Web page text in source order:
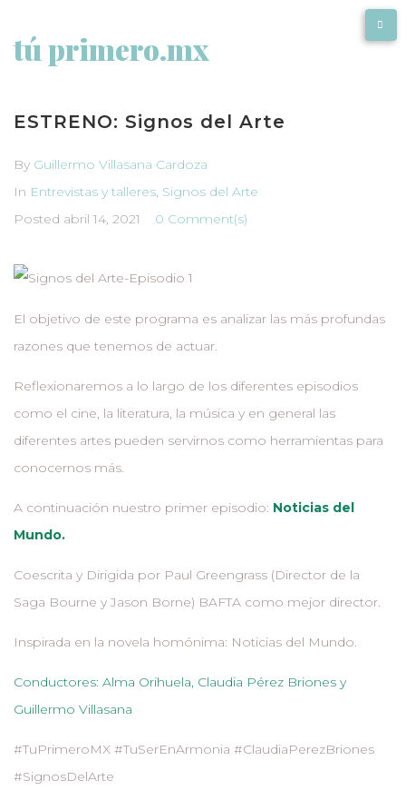
tú primero.mx
ESTRENO: Signos del Arte
By Guillermo Villasana Cardoza
In Entrevistas y talleres, Signos del Arte
Posted abril 14, 2021 0 Comment(s)
El objetivo de este programa es analizar las más profundas
razones que tenemos de actuar.
Reflexionaremos a lo largo de los diferentes episodios
como el cine, la literatura, la música y en general las
diferentes artes pueden servirnos como herramientas para
conocernos más.
A continuación nuestro primer episodio: Noticias del
Mundo.
Coescrita y Dirigida por Paul Greengrass (Director de la
Saga Bourne y Jason Borne) BAFTA como mejor director.
Inspirada en la novela homónima: Noticias del Mundo.
Conductores: Alma Orihuela, Claudia Pérez Briones y
Guillermo Villasana
#TuPrimeroMX #TuSerEnArmonia #ClaudiaPerezBriones
#SignosDelArte